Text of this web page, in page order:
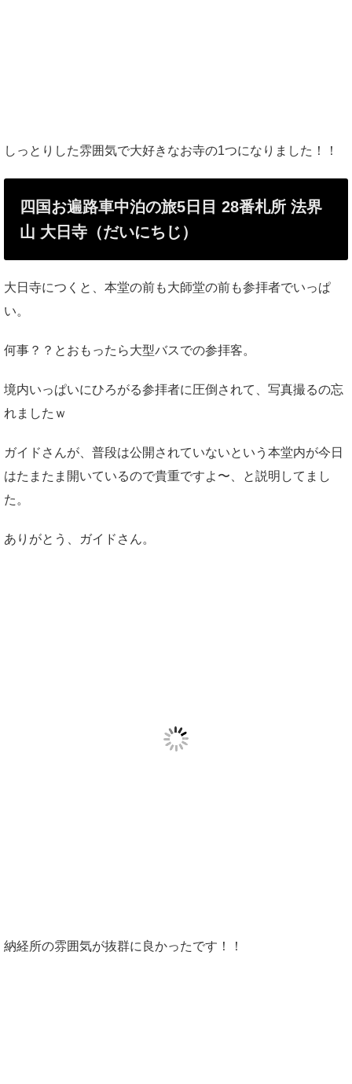
しっとりした雰囲気で大好きなお寺の1つになりました！！
四国お遍路車中泊の旅5日目 28番札所 法界
山 大日寺（だいにちじ）
大日寺につくと、本堂の前も大師堂の前も参拝者でいっぱ
い。
何事？？とおもったら大型バスでの参拝客。
境内いっぱいにひろがる参拝者に圧倒されて、写真撮るの忘
れましたｗ
ガイドさんが、普段は公開されていないという本堂内が今日
はたまたま開いているので貴重ですよ〜、と説明してまし
た。
ありがとう、ガイドさん。
納経所の雰囲気が抜群に良かったです！！